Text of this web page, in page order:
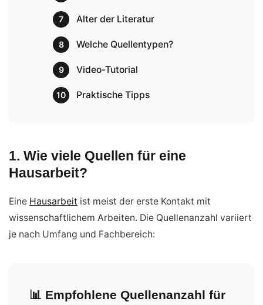
7 Alter der Literatur
8 Welche Quellentypen?
9 Video-Tutorial
10 Praktische Tipps
1. Wie viele Quellen für eine
Hausarbeit?
Eine Hausarbeit ist meist der erste Kontakt mit
wissenschaftlichem Arbeiten. Die Quellenanzahl variiert
je nach Umfang und Fachbereich:
📊 Empfohlene Quellenanzahl für